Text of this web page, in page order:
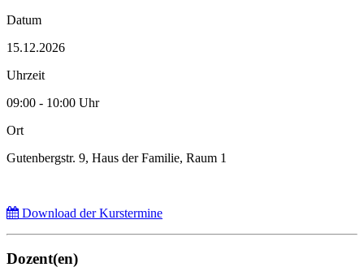
Datum
15.12.2026
Uhrzeit
09:00 - 10:00 Uhr
Ort
Gutenbergstr. 9, Haus der Familie, Raum 1
Download der Kurstermine
Dozent(en)